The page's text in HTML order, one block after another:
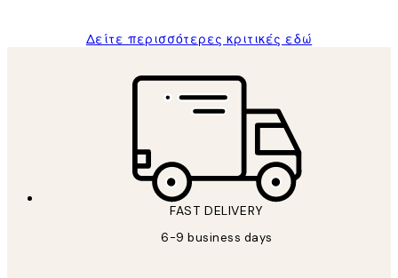
Δείτε περισσότερες κριτικές εδώ
FAST DELIVERY
6-9 business days